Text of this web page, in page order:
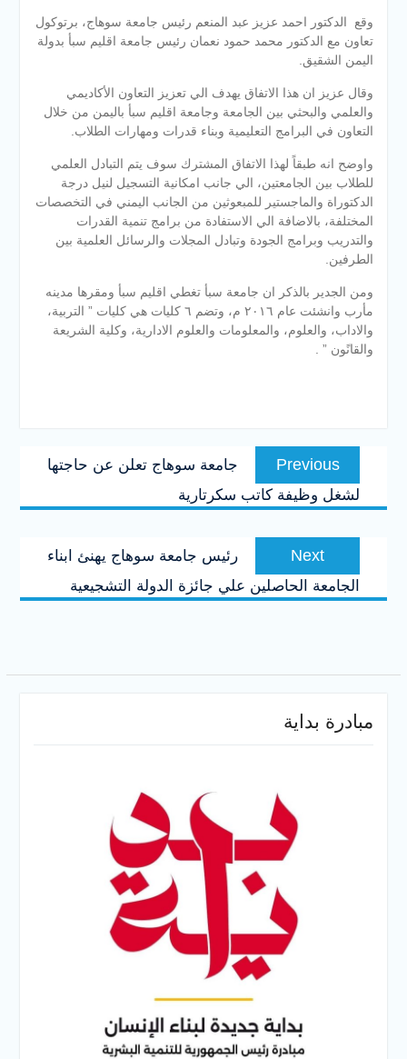
وقع الدكتور احمد عزيز عبد المنعم رئيس جامعة سوهاج، برتوكول
تعاون مع الدكتور محمد حمود نعمان رئيس جامعة اقليم سبأ بدولة
اليمن الشقيق.
وقال عزيز ان هذا الاتفاق يهدف الي تعزيز التعاون الأكاديمي
والعلمي والبحثي بين الجامعة وجامعة اقليم سبأ باليمن من خلال
التعاون في البرامج التعليمية وبناء قدرات ومهارات الطلاب.
واوضح انه طبقاً لهذا الاتفاق المشترك سوف يتم التبادل العلمي
للطلاب بين الجامعتين، الي جانب امكانية التسجيل لنيل درجة
الدكتوراة والماجستير للمبعوثين من الجانب اليمني في التخصصات
المختلفة، بالاضافة الي الاستفادة من برامج تنمية القدرات
والتدريب وبرامج الجودة وتبادل المجلات والرسائل العلمية بين
الطرفين.
ومن الجدير بالذكر ان جامعة سبأ تغطي اقليم سبأ ومقرها مدينه
مأرب وانشئت عام ٢٠١٦ م، وتضم ٦ كليات هي كليات ” التربية،
والاداب، والعلوم، والمعلومات والعلوم الادارية، وكلية الشريعة
والقانًون ” .
تصفّح
المقالاتPrevious
Previous
post:
جامعة سوهاج تعلن عن حاجتها
لشغل وظيفة كاتب سكرتارية
Next
post:
رئيس جامعة سوهاج يهنئ ابناء
الجامعة الحاصلين علي جائزة الدولة التشجيعية
مبادرة بداية